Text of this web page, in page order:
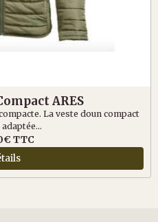
ARES
La veste doun compact
TTC